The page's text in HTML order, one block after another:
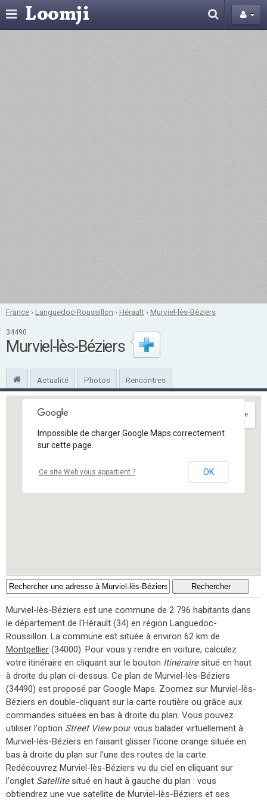
France ›Languedoc-Roussillon ›Hérault ›Murviel-lès-Béziers
34490
Murviel-lès-Béziers
Actualité Photos Rencontres
Impossible de charger Google Maps correctement
sur cette page.
Ce site Web vous appartient ? OK
Itinéraire
Murviel-lès-Béziers est une commune de 2 796 habitants dans
le département de l'Hérault (34) en région Languedoc-
Roussillon. La commune est située à environ 62 km de
Montpellier (34000). Pour vous y rendre en voiture, calculez
votre itinéraire en cliquant sur le bouton Itinérairesitué en haut
à droite du plan ci-dessus. Ce plan de Murviel-lès-Béziers
(34490) est proposé par Google Maps. Zoomez sur Murviel-lès-
Béziers en double-cliquant sur la carte routière ou grâce aux
commandes situées en bas à droite du plan. Vous pouvez
utiliser l'option Street Viewpour vous balader virtuellement à
Murviel-lès-Béziers en faisant glisser l'icone orange située en
bas à droite du plan sur l'une des routes de la carte.
Redécouvrez Murviel-lès-Béziers vu du ciel en cliquant sur
l'onglet Satellitesitué en haut à gauche du plan : vous
obtiendrez une vue satellite de Murviel-lès-Béziers et ses